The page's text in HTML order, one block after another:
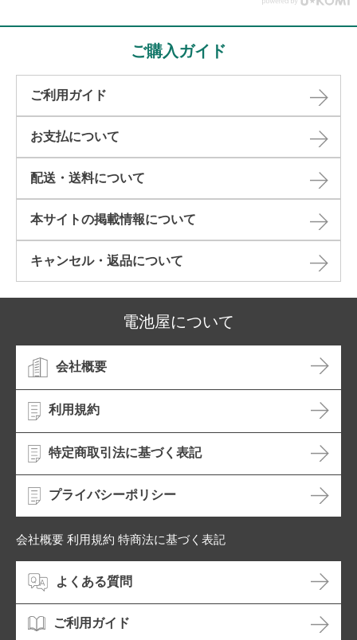
ご購入ガイド
ご利用ガイド
お支払について
配送・送料について
本サイトの掲載情報について​
キャンセル・返品について​
電池屋について
会社概要
利用規約
特定商取引法に基づく表記
プライバシーポリシー
会社概要 利用規約 特商法に基づく表記
よくある質問
ご利用ガイド